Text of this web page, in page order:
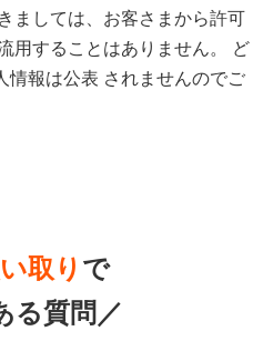
ましては、お客さまから許可
用することはありません。 ど
情報は公表 されませんのでご
取り で
る質問／